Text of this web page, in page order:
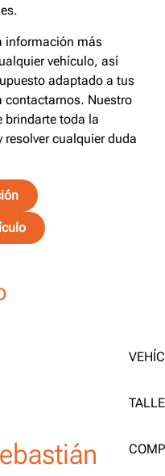
información más
vehículo, así
adaptado a tus
contactarnos. Nuestro
brindarte toda la
cualquier duda